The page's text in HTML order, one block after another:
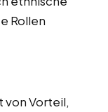
Rollen
von Vorteil,